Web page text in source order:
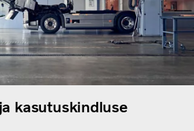
kasutuskindluse